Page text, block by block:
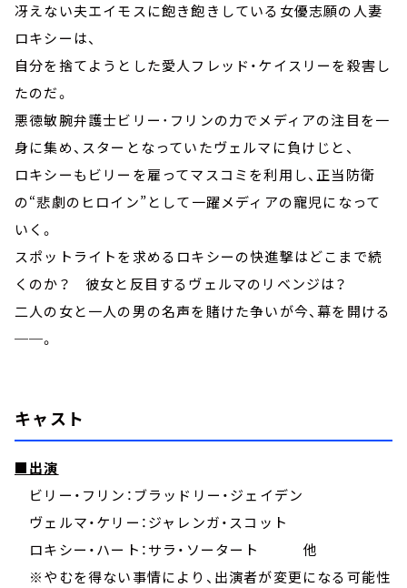
冴えない夫エイモスに飽き飽きしている女優志願の人妻
ロキシーは、
自分を捨てようとした愛人フレッド・ケイスリーを殺害し
たのだ。
悪徳敏腕弁護士ビリー･フリンの力でメディアの注目を一
身に集め、スターとなっていたヴェルマに負けじと、
ロキシーもビリーを雇ってマスコミを利用し、正当防衛
の“悲劇のヒロイン”として一躍メディアの寵児になって
いく。
スポットライトを求めるロキシーの快進撃はどこまで続
くのか？ 彼女と反目するヴェルマのリベンジは？
二人の女と一人の男の名声を賭けた争いが今、幕を開ける
──。
キャスト
■出演
ビリー・フリン：ブラッドリー・ジェイデン
ヴェルマ・ケリー：ジャレンガ・スコット
ロキシー・ハート：サラ・ソータート 他
※やむを得ない事情により、出演者が変更になる可能性